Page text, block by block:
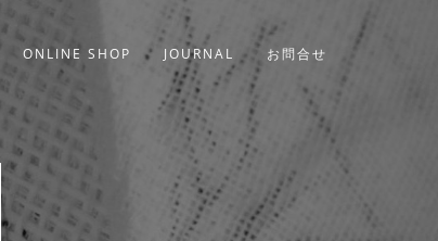
ONLINE SHOP JOURNAL お問合せ